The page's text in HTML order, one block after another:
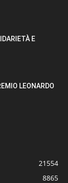
E
LEONARDO
21554
8865